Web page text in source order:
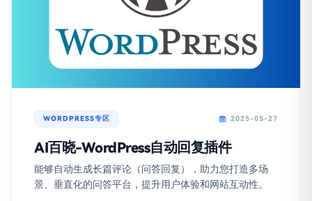
WORDPRESS专区 2025-05-27
AI百晓-WordPress自动回复插件
能够自动生成长篇评论（问答回复），助力您打造多场
景、垂直化的问答平台，提升用户体验和网站互动性。